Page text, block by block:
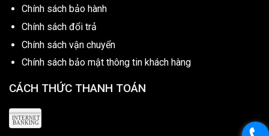
Chính sách bảo hành
Chính sách đổi trả
Chính sách vận chuyển
Chính sách bảo mật thông tin khách hàng
CÁCH THỨC THANH TOÁN